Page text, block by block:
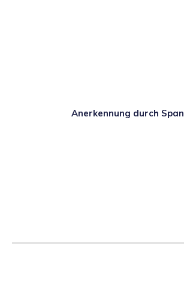
Anerkennung durch